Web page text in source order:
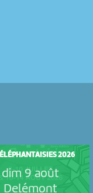
ÉLÉPHANTAISIES 2026
dim 9 août
Delémont